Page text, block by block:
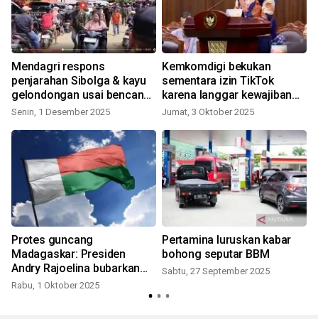
Mendagri respons
penjarahan Sibolga & kayu
gelondongan usai bencana
- VIDEO
Senin, 1 Desember 2025
Kemkomdigi bekukan
sementara izin TikTok
karena langgar kewajiban
PSE
Jumat, 3 Oktober 2025
Protes guncang
Madagaskar: Presiden
Andry Rajoelina bubarkan
pemerintahan setelah 22
Rabu, 1 Oktober 2025
Pertamina luruskan kabar
bohong seputar BBM
Sabtu, 27 September 2025